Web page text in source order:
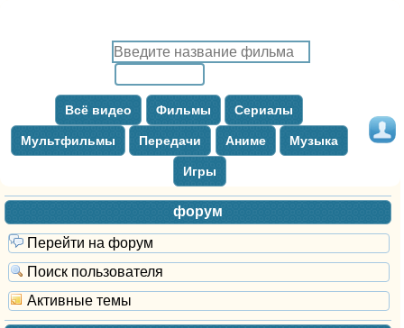
Всё видео Фильмы Сериалы
Мультфильмы Передачи Аниме Музыка
Игры
форум
Перейти на форум
Поиск пользователя
Активные темы